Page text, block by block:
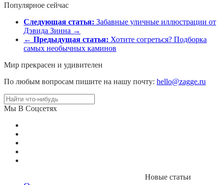
Популярное сейчас
Следующая статья: Забавные уличные иллюстрации от
Дэвида Зинна →
← Предыдущая статья: Хотите согреться? Подборка
самых необычных каминов
Мир прекрасен и удивителен
По любым вопросам пишите на нашу почту: hello@zagge.ru
Мы В Соцсетях
Новые статьи